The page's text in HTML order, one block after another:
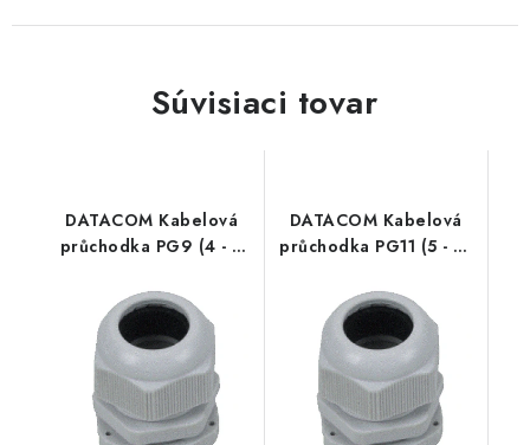
Súvisiaci tovar
DATACOM Kabelová
průchodka PG9 (4 - 8
DATACOM Kabelová
průchodka PG11 (5 - 10